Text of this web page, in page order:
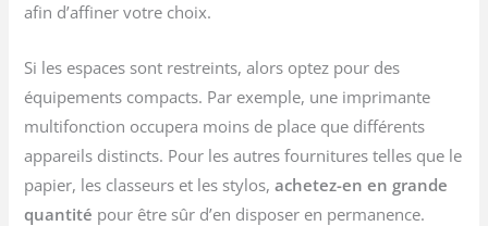
afin d’affiner votre choix.
Si les espaces sont restreints, alors optez pour des
équipements compacts. Par exemple, une imprimante
multifonction occupera moins de place que différents
appareils distincts. Pour les autres fournitures telles que le
papier, les classeurs et les stylos, achetez-en en grande
quantité pour être sûr d’en disposer en permanence.